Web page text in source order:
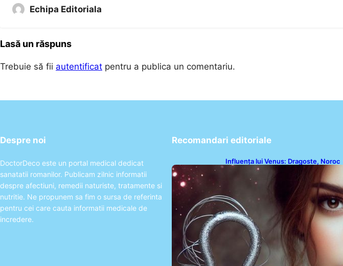
Echipa Editoriala
Lasă un răspuns
Trebuie să fii autentificat pentru a publica un comentariu.
Despre noi
DoctorDeco este un portal medical dedicat
sanatatii romanilor. Publicam zilnic informatii
despre afectiuni, remedii naturiste, tratamente si
nutritie. Ne propunem sa fim o sursa de referinta
pentru cei care cauta informatii medicale de
incredere.
Recomandari editoriale
Influența lui Venus: Dragoste, Noroc
și Oportunități pentru Tauri și Balanțe
în Weekendul 8-9 August